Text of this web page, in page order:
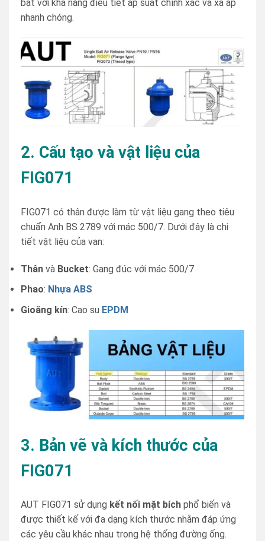
bật với khả năng điều tiết áp suất chính xác và xả áp
nhanh chóng.
2. Cấu tạo và vật liệu của
FIG071
FIG071 có thân được làm từ vật liệu gang theo tiêu
chuẩn Anh BS 2789 với mác 500/7. Dưới đây là chi
tiết vật liệu của van:
Thân và Bucket: Gang đúc với mác 500/7
Phao: Nhựa ABS
Gioăng kín: Cao su EPDM
3. Bản vẽ và kích thước của
FIG071
AUT FIG071 sử dụng kết nối mặt bích phổ biến và
được thiết kế với đa dạng kích thước nhằm đáp ứng
các yêu cầu khác nhau trong hệ thống đường ống.